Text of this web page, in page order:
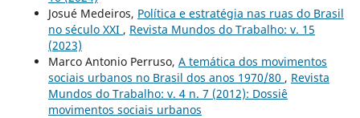
Josué Medeiros, Política e estratégia nas ruas do Brasil
no século XXI , Revista Mundos do Trabalho: v. 15
(2023)
Marco Antonio Perruso, A temática dos movimentos
sociais urbanos no Brasil dos anos 1970/80 , Revista
Mundos do Trabalho: v. 4 n. 7 (2012): Dossiê
movimentos sociais urbanos